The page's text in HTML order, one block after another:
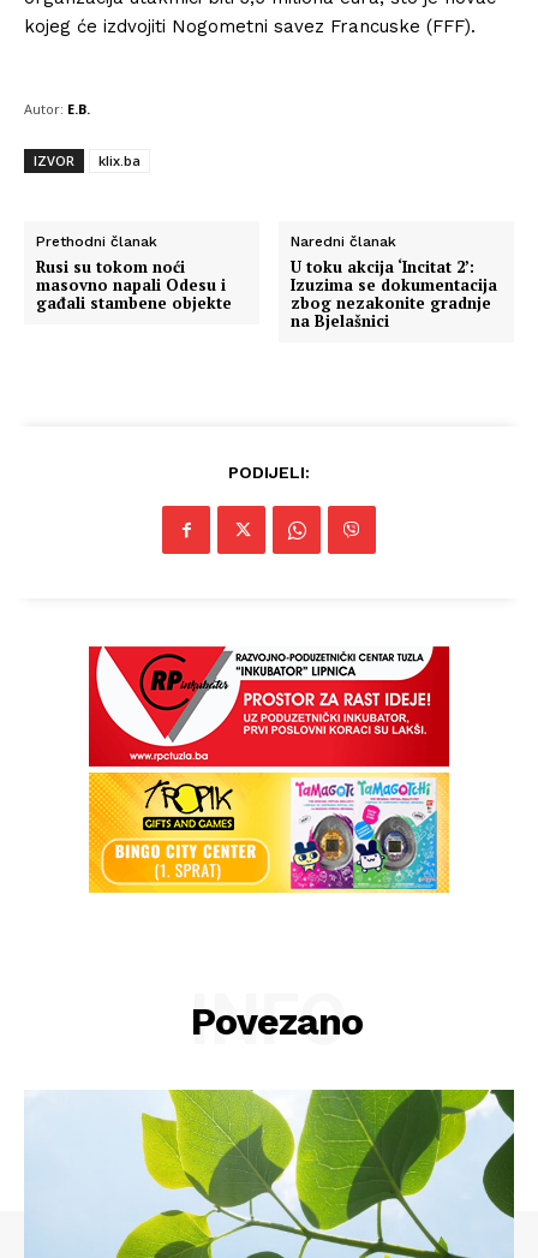
kojeg će izdvojiti Nogometni savez Francuske (FFF).
Autor: E.B.
IZVOR klix.ba
Prethodni članak
Rusi su tokom noći
masovno napali Odesu i
gađali stambene objekte
Naredni članak
U toku akcija ‘Incitat 2’:
Izuzima se dokumentacija
zbog nezakonite gradnje
na Bjelašnici
PODIJELI:
Povezano
INFO